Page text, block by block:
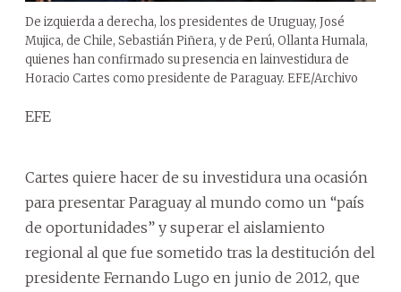
De izquierda a derecha, los presidentes de Uruguay, José
Mujica, de Chile, Sebastián Piñera, y de Perú, Ollanta Humala,
quienes han confirmado su presencia en lainvestidura de
Horacio Cartes como presidente de Paraguay. EFE/Archivo
EFE
Cartes quiere hacer de su investidura una ocasión
para presentar Paraguay al mundo como un “país
de oportunidades” y superar el aislamiento
regional al que fue sometido tras la destitución del
presidente Fernando Lugo en junio de 2012, que